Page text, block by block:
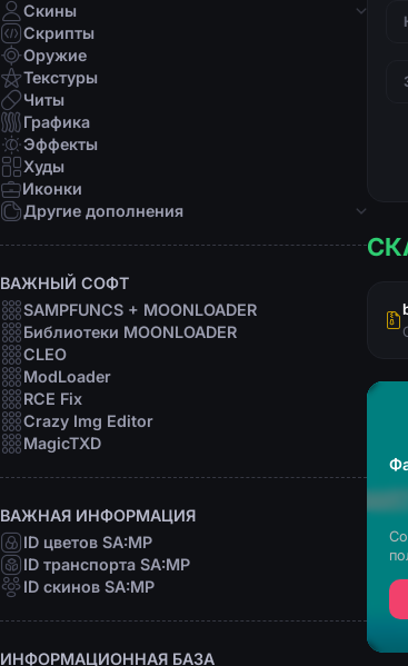
Скины
Банды
Афро-американцы
Латино
Мафии
Организации
Девушки
Персоны
Рофл
Скрипты
Оружие
Текстуры
Читы
Графика
Эффекты
Худы
Иконки
Другие дополнения
Звуки
Анимации
Шрифты
Прицелы
Радары
Программы
ВАЖНЫЙ СОФТ
SAMPFUNCS + MOONLOADER
Библиотеки MOONLOADER
CLEO
ModLoader
RCE Fix
Crazy Img Editor
MagicTXD
ВАЖНАЯ ИНФОРМАЦИЯ
ID цветов SA:MP
ID транспорта SA:MP
ID скинов SA:MP
ИНФОРМАЦИОННАЯ БАЗА